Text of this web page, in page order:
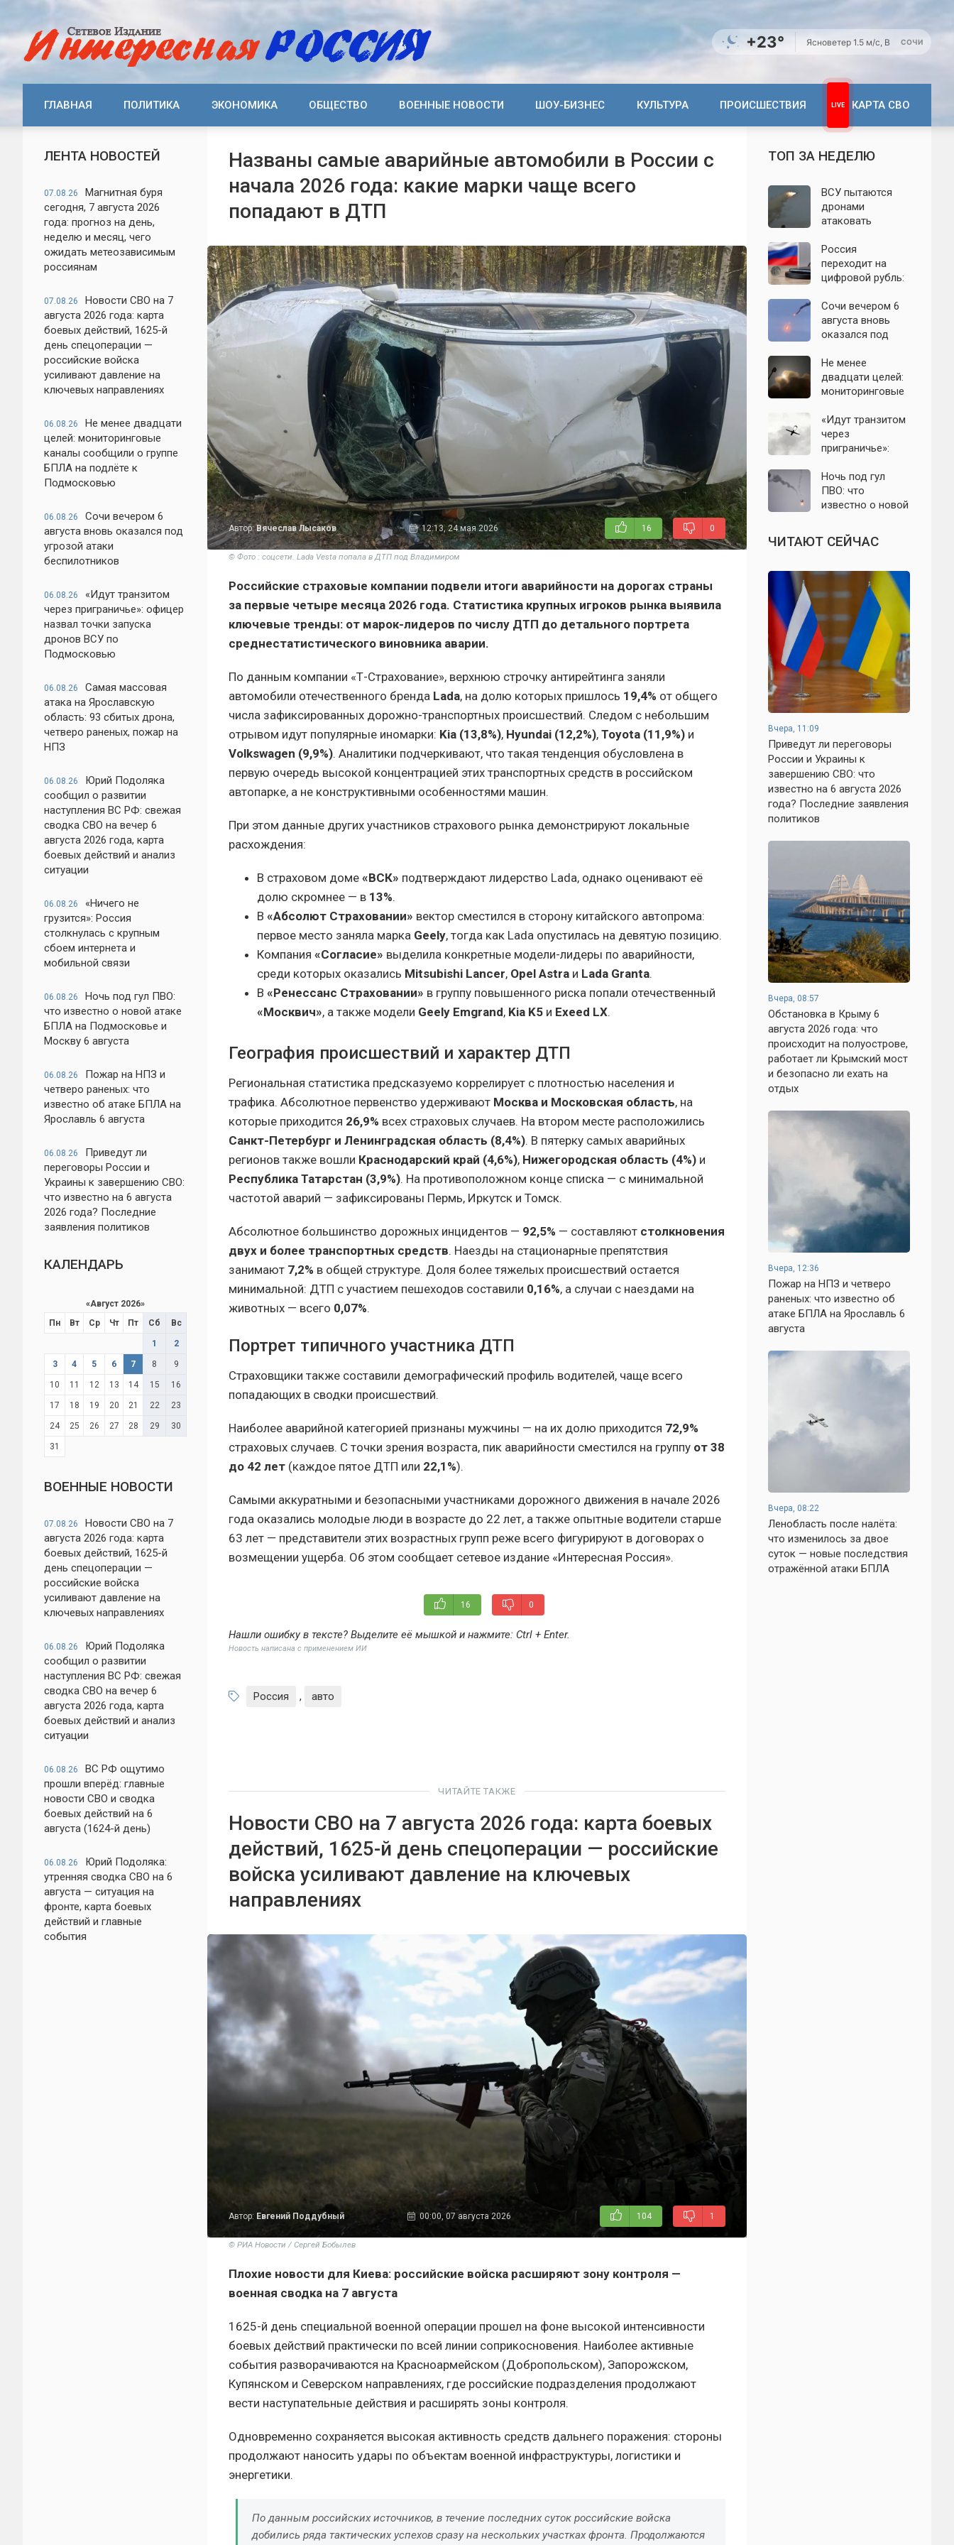
+23° Ясноветер 1.5 м/с, В СОЧИ
ГЛАВНАЯ ПОЛИТИКА ЭКОНОМИКА ОБЩЕСТВО ВОЕННЫЕ НОВОСТИ ШОУ-БИЗНЕС КУЛЬТУРА ПРОИСШЕСТВИЯ КАРТА СВО
ЛЕНТА НОВОСТЕЙ
07.08.26
Магнитная буря
сегодня, 7 августа 2026
года: прогноз на день,
неделю и месяц, чего
ожидать метеозависимым
россиянам
07.08.26
Новости СВО на 7
августа 2026 года: карта
боевых действий, 1625-й
день спецоперации —
российские войска
усиливают давление на
ключевых направлениях
06.08.26
Не менее двадцати
целей: мониторинговые
каналы сообщили о группе
БПЛА на подлёте к
Подмосковью
06.08.26
Сочи вечером 6
августа вновь оказался под
угрозой атаки
беспилотников
06.08.26
«Идут транзитом
через приграничье»: офицер
назвал точки запуска
дронов ВСУ по
Подмосковью
06.08.26
Самая массовая
атака на Ярославскую
область: 93 сбитых дрона,
четверо раненых, пожар на
НПЗ
06.08.26
Юрий Подоляка
сообщил о развитии
наступления ВС РФ: свежая
сводка СВО на вечер 6
августа 2026 года, карта
боевых действий и анализ
ситуации
06.08.26
«Ничего не
грузится»: Россия
столкнулась с крупным
сбоем интернета и
мобильной связи
06.08.26
Ночь под гул ПВО:
что известно о новой атаке
БПЛА на Подмосковье и
Москву 6 августа
06.08.26
Пожар на НПЗ и
четверо раненых: что
известно об атаке БПЛА на
Ярославль 6 августа
06.08.26
Приведут ли
переговоры России и
Украины к завершению СВО:
что известно на 6 августа
2026 года? Последние
заявления политиков
КАЛЕНДАРЬ
«Август 2026»
Пн
Вт Ср Чт Пт Сб Вс
1 2
3 4 5 6 7 8 9
10 11 12 13 14 15 16
17 18 19 20 21 22 23
24 25 26 27 28 29 30
31
ВОЕННЫЕ НОВОСТИ
07.08.26
Новости СВО на 7
августа 2026 года: карта
боевых действий, 1625-й
день спецоперации —
российские войска
усиливают давление на
ключевых направлениях
06.08.26
Юрий Подоляка
сообщил о развитии
наступления ВС РФ: свежая
сводка СВО на вечер 6
августа 2026 года, карта
боевых действий и анализ
ситуации
06.08.26
ВС РФ ощутимо
прошли вперёд: главные
новости СВО и сводка
боевых действий на 6
августа (1624-й день)
06.08.26
Юрий Подоляка:
утренняя сводка СВО на 6
августа — ситуация на
фронте, карта боевых
действий и главные
события
Названы самые аварийные автомобили в России с
начала 2026 года: какие марки чаще всего
попадают в ДТП
Автор:Вячеслав Лысаков 12:13, 24 мая 2026 16 0
© Фото : соцсети. Lada Vesta попала в ДТП под Владимиром
Российские страховые компании подвели итоги аварийности на дорогах страны
за первые четыре месяца 2026 года. Статистика крупных игроков рынка выявила
ключевые тренды: от марок-лидеров по числу ДТП до детального портрета
среднестатистического виновника аварии.
По данным компании «Т-Страхование», верхнюю строчку антирейтинга заняли
автомобили отечественного бренда Lada, на долю которых пришлось 19,4% от общего
числа зафиксированных дорожно-транспортных происшествий. Следом с небольшим
отрывом идут популярные иномарки: Kia (13,8%), Hyundai (12,2%), Toyota (11,9%) и
Volkswagen (9,9%). Аналитики подчеркивают, что такая тенденция обусловлена в
первую очередь высокой концентрацией этих транспортных средств в российском
автопарке, а не конструктивными особенностями машин.
При этом данные других участников страхового рынка демонстрируют локальные
расхождения:
В страховом доме «ВСК» подтверждают лидерство Lada, однако оценивают её
долю скромнее — в 13%.
В «Абсолют Страховании» вектор сместился в сторону китайского автопрома:
первое место заняла марка Geely, тогда как Lada опустилась на девятую позицию.
Компания «Согласие» выделила конкретные модели-лидеры по аварийности,
среди которых оказались Mitsubishi Lancer, Opel Astra и Lada Granta.
В «Ренессанс Страховании» в группу повышенного риска попали отечественный
«Москвич», а также модели Geely Emgrand, Kia K5 и Exeed LX.
География происшествий и характер ДТП
Региональная статистика предсказуемо коррелирует с плотностью населения и
трафика. Абсолютное первенство удерживают Москва и Московская область, на
которые приходится 26,9% всех страховых случаев. На втором месте расположились
Санкт-Петербург и Ленинградская область (8,4%). В пятерку самых аварийных
регионов также вошли Краснодарский край (4,6%), Нижегородская область (4%) и
Республика Татарстан (3,9%). На противоположном конце списка — с минимальной
частотой аварий — зафиксированы Пермь, Иркутск и Томск.
Абсолютное большинство дорожных инцидентов — 92,5% — составляют столкновения
двух и более транспортных средств. Наезды на стационарные препятствия
занимают 7,2% в общей структуре. Доля более тяжелых происшествий остается
минимальной: ДТП с участием пешеходов составили 0,16%, а случаи с наездами на
животных — всего 0,07%.
Портрет типичного участника ДТП
Страховщики также составили демографический профиль водителей, чаще всего
попадающих в сводки происшествий.
Наиболее аварийной категорией признаны мужчины — на их долю приходится 72,9%
страховых случаев. С точки зрения возраста, пик аварийности сместился на группу от 38
до 42 лет (каждое пятое ДТП или 22,1%).
Самыми аккуратными и безопасными участниками дорожного движения в начале 2026
года оказались молодые люди в возрасте до 22 лет, а также опытные водители старше
63 лет — представители этих возрастных групп реже всего фигурируют в договорах о
возмещении ущерба. Об этом сообщает сетевое издание «Интересная Россия».
16 0
Нашли ошибку в тексте? Выделите её мышкой и нажмите: Ctrl + Enter.
Новость написана с применением ИИ
Россия , авто
ЧИТАЙТЕ ТАКЖЕ
Новости СВО на 7 августа 2026 года: карта боевых
действий, 1625-й день спецоперации — российские
войска усиливают давление на ключевых
направлениях
Автор: Евгений Поддубный 00:00, 07 августа 2026 104 1
© РИА Новости / Сергей Бобылев
Плохие новости для Киева: российские войска расширяют зону контроля —
военная сводка на 7 августа
1625-й день специальной военной операции прошел на фоне высокой интенсивности
боевых действий практически по всей линии соприкосновения. Наиболее активные
события разворачиваются на Красноармейском (Добропольском), Запорожском,
Купянском и Северском направлениях, где российские подразделения продолжают
вести наступательные действия и расширять зоны контроля.
Одновременно сохраняется высокая активность средств дальнего поражения: стороны
продолжают наносить удары по объектам военной инфраструктуры, логистики и
энергетики.
По данным российских источников, в течение последних суток российские войска
добились ряда тактических успехов сразу на нескольких участках фронта. Продолжаются
ТОП ЗА НЕДЕЛЮ
ВСУ пытаются
дронами
атаковать
Крыма: свежие
подробности
налёта на
06.08.2026
Россия
переходит на
цифровой рубль:
систему сравнили
с моделью СССР
Сочи вечером 6
августа вновь
оказался под
беспилотников
Не менее
двадцати целей:
мониторинговые
сообщили о
группе БПЛА на
подлёте к
«Идут транзитом
через
приграничье»:
точки запуска
дронов ВСУ по
Подмосковью
Ночь под гул
ПВО: что
известно о новой
Подмосковье и
Москву 6 августа
ЧИТАЮТ СЕЙЧАС
Вчера, 11:09
Приведут ли переговоры
России и Украины к
завершению СВО: что
известно на 6 августа 2026
года? Последние заявления
политиков
Вчера, 08:57
Обстановка в Крыму 6
августа 2026 года: что
происходит на полуострове,
работает ли Крымский мост
и безопасно ли ехать на
отдых
Вчера, 12:36
Пожар на НПЗ и четверо
раненых: что известно об
атаке БПЛА на Ярославль 6
августа
Вчера, 08:22
Ленобласть после налёта:
что изменилось за двое
суток — новые последствия
отражённой атаки БПЛА